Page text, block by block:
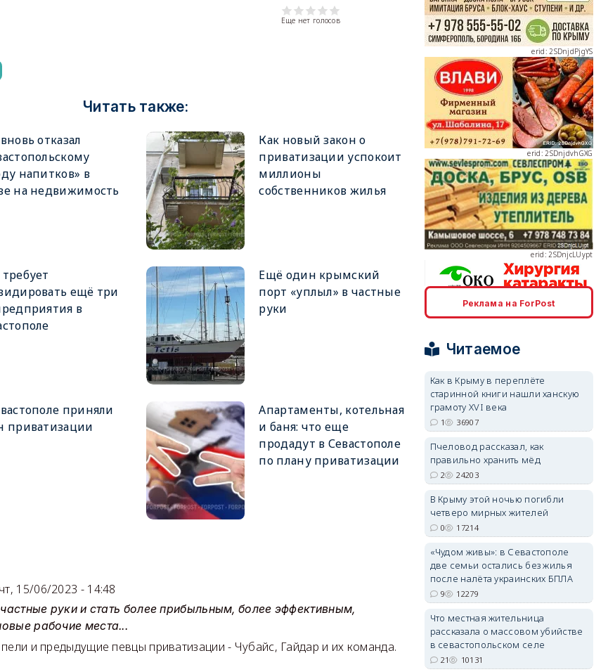
Еще нет голосов
Читать также:
отказал
напитков» в
на недвижимость
Как новый закон о
приватизации успокоит
миллионы
собственников жилья
ещё три
в
Ещё один крымский
порт «уплыл» в частные
руки
приняли
приватизации
Апартаменты, котельная
и баня: что еще
продадут в Севастополе
по плану приватизации
чт, 15/06/2023 - 14:48
руки и стать более прибыльным, более эффективным,
рабочие места...
и предыдущие певцы приватизации - Чубайс, Гайдар и их команда.
erid: 2SDnjdPjgYS
erid: 2SDnjdvhGXG
erid: 2SDnjcLUypt
erid: 2SDnjcrDNw6
erid: 2SDnjdvhGXG
Реклама на ForPost
Читаемое
Как в Крыму в переплёте
старинной книги нашли ханскую
грамоту XVI века
1 36907
Пчеловод рассказал, как
правильно хранить мёд
2 24203
В Крыму этой ночью погибли
четверо мирных жителей
0 17214
«Чудом живы»: в Севастополе
две семьи остались без жилья
после налёта украинских БПЛА
9 12279
Что местная жительница
рассказала о массовом убийстве
в севастопольском селе
21 10131